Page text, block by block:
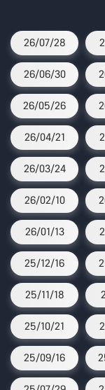
26/07/28
26/06/30
26/05/26
26/04/21
26/03/24
26/02/10
26/01/13
25/12/16
25/11/18
25/10/21
25/09/16